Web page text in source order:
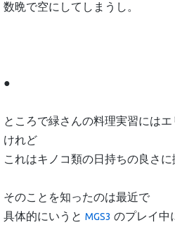
数晩で空にしてしまうし。
●
ところで緑さんの料理実習には
けれど
これはキノコ類の日持ちの良さに
そのことを知ったのは最近で
具体的にいうと MGS3 のプレイ中